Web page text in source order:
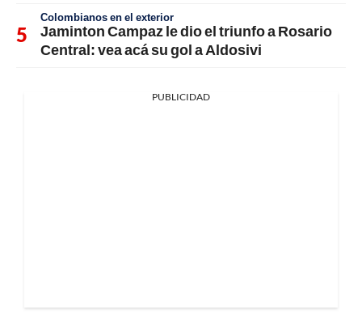
Colombianos en el exterior
Jaminton Campaz le dio el triunfo a Rosario
Central: vea acá su gol a Aldosivi
PUBLICIDAD